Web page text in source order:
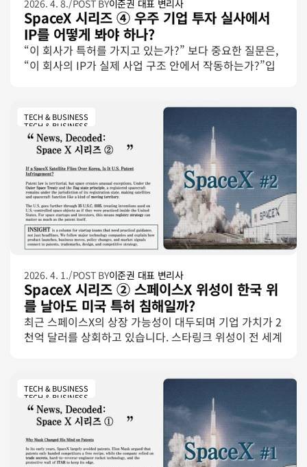
2026. 4. 8./POST BY이준권 대표 변리사
SpaceX 시리즈 ④ 우주 기업 투자 실사에서
IP를 어떻게 봐야 하나?
“이 회사가 특허를 가지고 있는가?” 보다 중요한 질문은,
“이 회사의 IP가 실제 사업 구조 안에서 작동하는가?”입
기 어렵기 때문입니다.
TECH & BUSINESS
TECH & BUSINESS
2026. 4. 1./POST BY이준권 대표 변리사
SpaceX 시리즈 ② 스페이스X 위성이 한국 위
를 날아도 미국 특허 침해일까?
최근 스페이스X의 상장 가능성이 대두되며 기업 가치가 2
천억 달러를 상회하고 있습니다. 스타링크 위성이 전 세계
문이 던져지고 있습니다.
TECH & BUSINESS
TECH & BUSINESS